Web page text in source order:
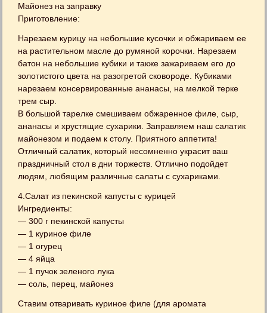
Майонез на заправку
Приготовление:
Нарезаем курицу на небольшие кусочки и обжариваем ее
на растительном масле до румяной корочки. Нарезаем
батон на небольшие кубики и также зажариваем его до
золотистого цвета на разогретой сковороде. Кубиками
нарезаем консервированные ананасы, на мелкой терке
трем сыр.
В большой тарелке смешиваем обжаренное филе, сыр,
ананасы и хрустящие сухарики. Заправляем наш салатик
майонезом и подаем к столу. Приятного аппетита!
Отличный салатик, который несомненно украсит ваш
праздничный стол в дни торжеств. Отлично подойдет
людям, любящим различные салаты с сухариками.
4.Салат из пекинской капусты с курицей
Ингредиенты:
— 300 г пекинской капусты
— 1 куриное филе
— 1 огурец
— 4 яйца
— 1 пучок зеленого лука
— соль, перец, майонез
Ставим отваривать куриное филе (для аромата